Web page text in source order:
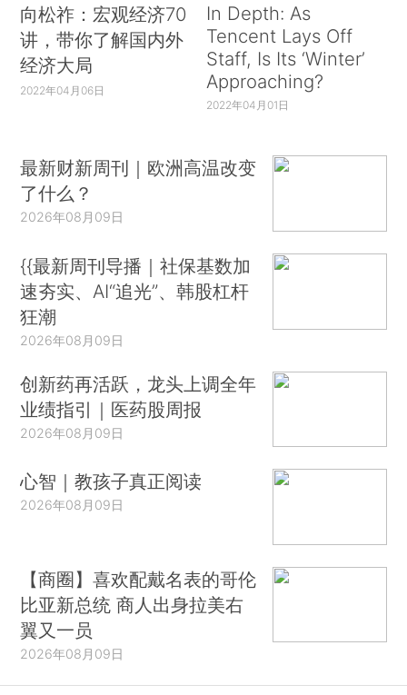
向松祚：宏观经济70
讲，带你了解国内外
经济大局
2022年04月06日
In Depth: As
Tencent Lays Off
Staff, Is Its ‘Winter’
Approaching?
2022年04月01日
最新财新周刊｜欧洲高温改变
了什么？
2026年08月09日
{{最新周刊导播｜社保基数加
速夯实、AI“追光”、韩股杠杆
狂潮
2026年08月09日
创新药再活跃，龙头上调全年
业绩指引｜医药股周报
2026年08月09日
心智｜教孩子真正阅读
2026年08月09日
【商圈】喜欢配戴名表的哥伦
比亚新总统 商人出身拉美右
翼又一员
2026年08月09日